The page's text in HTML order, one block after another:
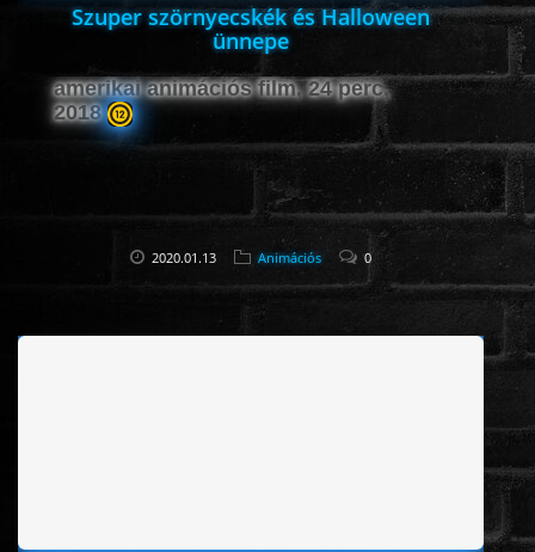
Szuper szörnyecskék és Halloween
ünnepe
amerikai animációs film, 24 perc,
2018
2020.01.13 Animációs 0